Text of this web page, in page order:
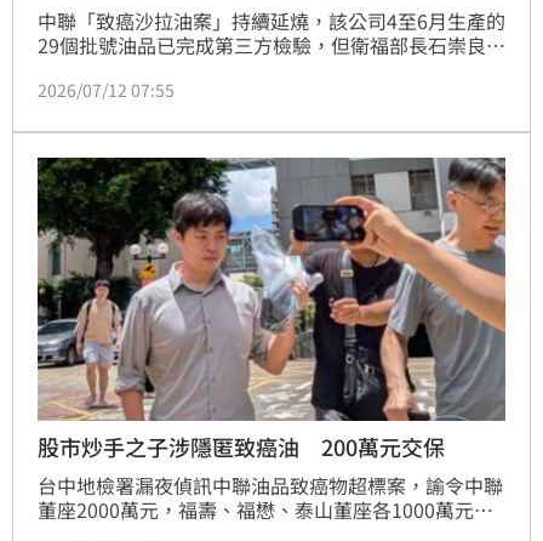
中聯「致癌沙拉油案」持續延燒，該公司4至6月生產的
29個批號油品已完成第三方檢驗，但衛福部長石崇良今
檢驗結果不一致，懷疑可能是「樣本抽樣」過程有問
福部及相關機構提交相關資料後，一併調查。
2026/07/12 07:55
股市炒手之子涉隱匿致癌油 200萬元交保
台中地檢署漏夜偵訊中聯油品致癌物超標案，諭令中聯
董座2000萬元，福壽、福懋、泰山董座各1000萬元交